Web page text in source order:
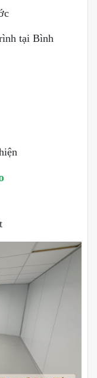
tại Bình